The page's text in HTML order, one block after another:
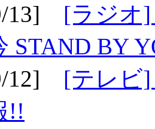
13] [ラジオ]
STAND BY
12] [テレビ]
!!